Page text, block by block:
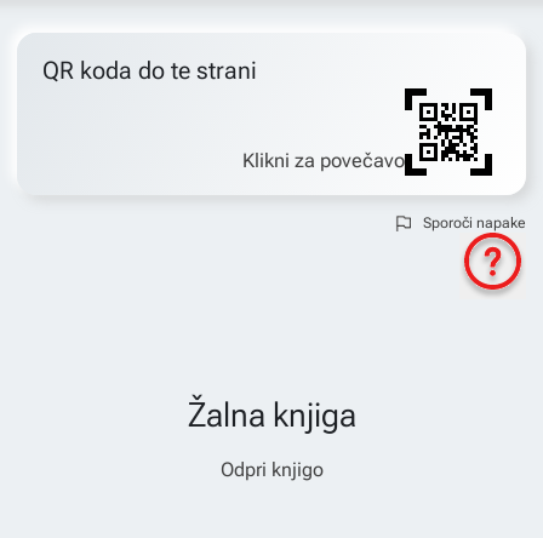
QR koda do te strani
Klikni za povečavo
Sporoči napake
Žalna knjiga
Odpri knjigo